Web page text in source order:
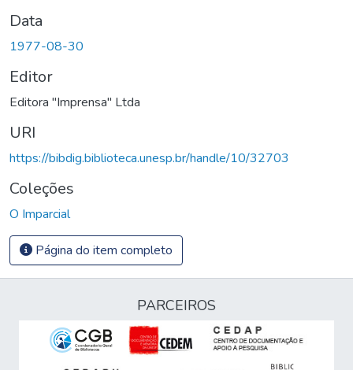
Data
1977-08-30
Editor
Editora "Imprensa" Ltda
URI
https://bibdig.biblioteca.unesp.br/handle/10/32703
Coleções
O Imparcial
Página do item completo
PARCEIROS